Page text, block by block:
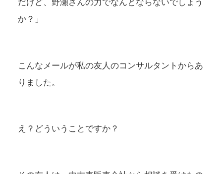
だけど、野瀬さんの力でなんとならないでしょう
か？」
こんなメールが私の友人のコンサルタントからあ
りました。
え？どういうことですか？